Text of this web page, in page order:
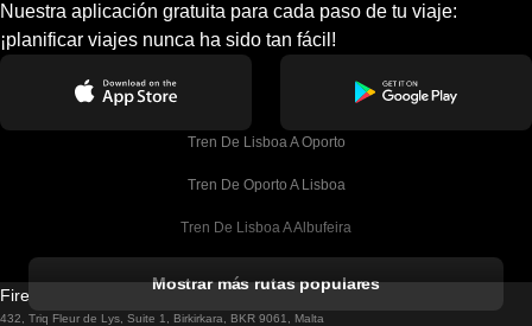
Nuestra aplicación gratuita para cada paso de tu viaje:
¡planificar viajes nunca ha sido tan fácil!
Tren De Lisboa A Oporto
Tren De Oporto A Lisboa
Tren De Lisboa A Albufeira
Tren De Lisboa A Lagos
Mostrar más rutas populares
Firebird GT Limited (OC 1451)
432, Triq Fleur de Lys, Suite 1, Birkirkara, BKR 9061, Malta